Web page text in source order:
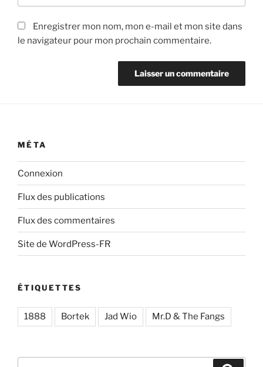
Enregistrer mon nom, mon e-mail et mon site dans
le navigateur pour mon prochain commentaire.
MÉTA
Connexion
Flux des publications
Flux des commentaires
Site de WordPress-FR
ÉTIQUETTES
1888 Bortek Jad Wio Mr.D & The Fangs